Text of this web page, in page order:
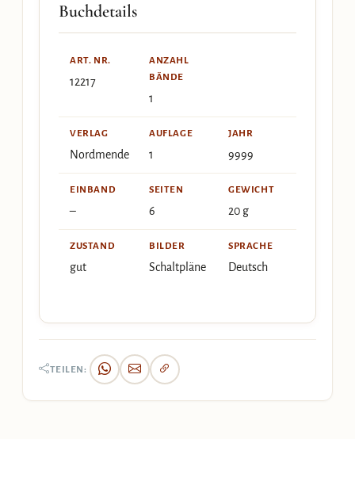
Buchdetails
ART. NR.
12217
ANZAHL
BÄNDE
1
VERLAG
Nordmende
AUFLAGE
1
JAHR
9999
EINBAND
–
SEITEN
6
GEWICHT
20 g
ZUSTAND
gut
BILDER
Schaltpläne
SPRACHE
Deutsch
TEILEN: